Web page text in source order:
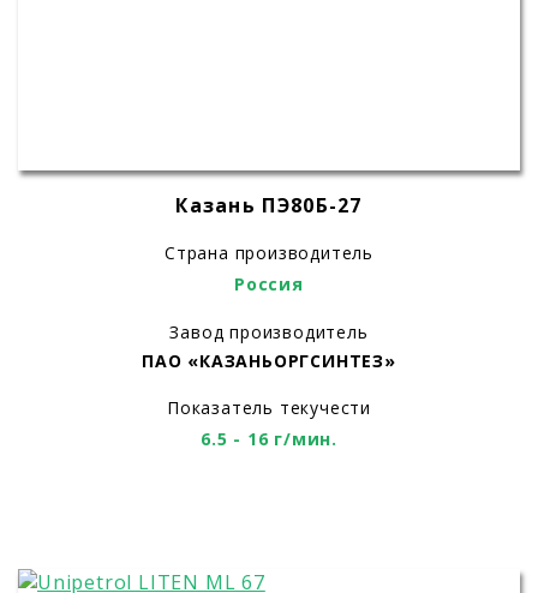
Казань ПЭ80Б-27
Страна производитель
Россия
Завод производитель
ПАО «КАЗАНЬОРГСИНТЕЗ»
Показатель текучести
6.5 - 16 г/мин.